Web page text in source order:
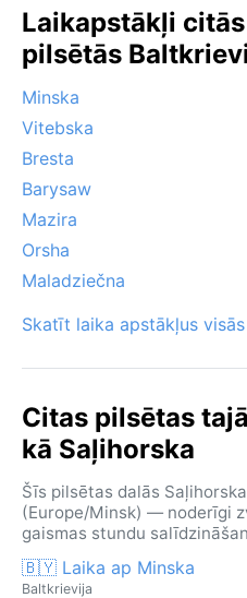
Laikapstākļi
pilsētās
Minska
Vitebska
Bresta
Barysaw
Mazira
Orsha
Maladziečna
Skatīt laika apstākļus
Citas pilsētas
kā Saļihorska
Šīs pilsētas dalās
(Europe/Minsk) — noderīgi
gaismas stundu
🇧🇾 Laika ap Minska
Baltkrievija